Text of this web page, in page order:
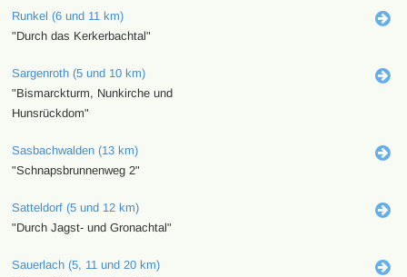
Runkel (6 und 11 km)
"Durch das Kerkerbachtal"
Sargenroth (5 und 10 km)
"Bismarckturm, Nunkirche und
Hunsrückdom"
Sasbachwalden (13 km)
"Schnapsbrunnenweg 2"
Satteldorf (5 und 12 km)
"Durch Jagst- und Gronachtal"
Sauerlach (5, 11 und 20 km)